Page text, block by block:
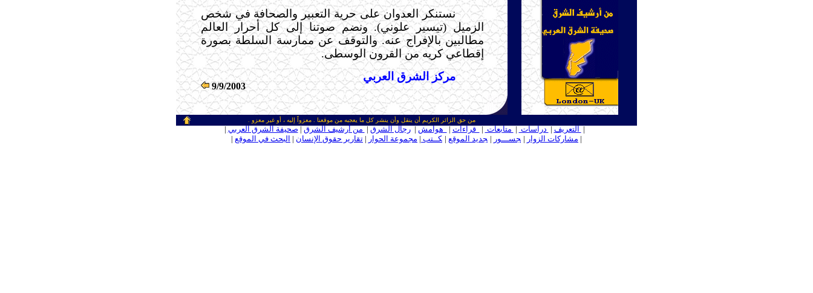
نستنكر العدوان على حرية التعبير والصحافة في شخص
الزميل (تيسير علوني). ونضم صوتنا إلى كل أحرار العالم
مطالبين بالإفراج عنه. والتوقف عن ممارسة السلطة بصورة
إقطاعي كريه من القرون الوسطى.
مركز الشرق العربي
9/9/2003
من حق الزائر الكريم أن ينقل وأن ينشر كل ما يعجبه من موقعنا . معزواً إليه ، أو غير معزو .
| التعريف | دراسات | متابعات | قراءات | هوامش |رجال الشرق | من أرشيف الشرق | صحيفة الشرق العربي |
| مشاركات الزوار | جســـور | جديد الموقع | كــتب | مجموعة الحوار | تقارير حقوق الإنسان | البحث في الموقع |